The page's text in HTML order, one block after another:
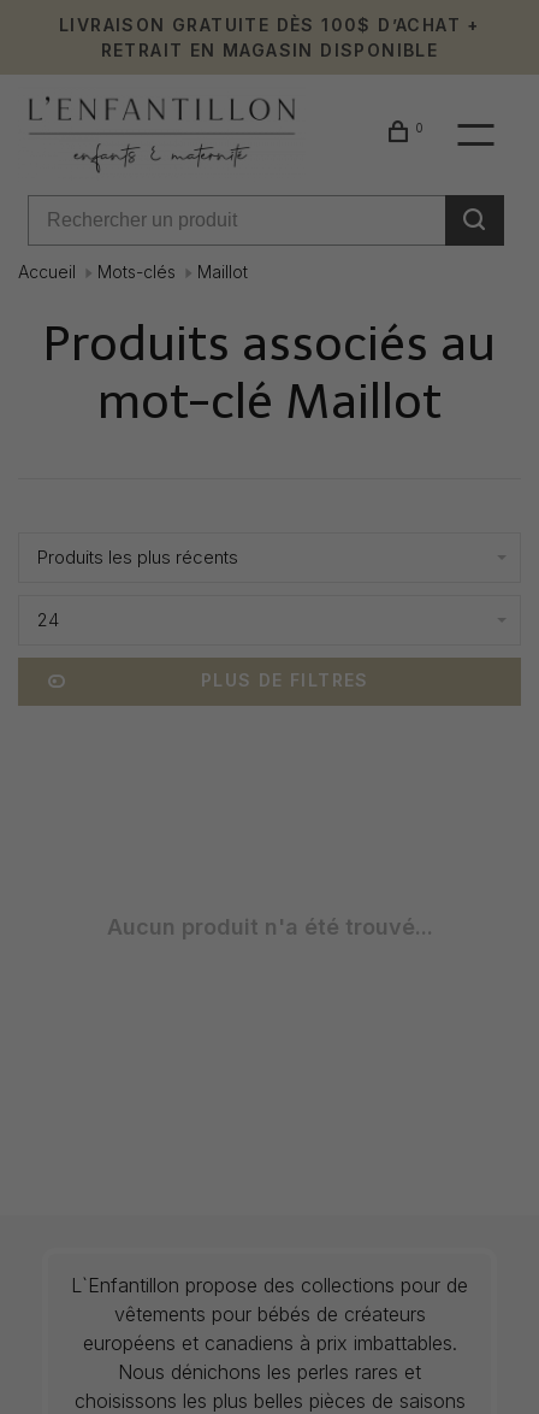
LIVRAISON GRATUITE DÈS 100$ D’ACHAT +
RETRAIT EN MAGASIN DISPONIBLE
0
Accueil Mots-clés Maillot
Produits associés au
mot-clé Maillot
Produits les plus récents
24
PLUS DE FILTRES
Aucun produit n'a été trouvé...
L`Enfantillon propose des collections pour de
vêtements pour bébés de créateurs
européens et canadiens à prix imbattables.
Nous dénichons les perles rares et
choisissons les plus belles pièces de saisons